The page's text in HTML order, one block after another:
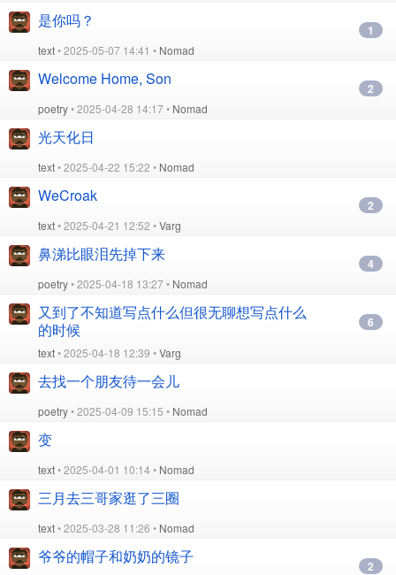
是你吗？
text• 2025-05-07 14:41 • Nomad
1
Welcome Home, Son
poetry• 2025-04-28 14:17 • Nomad
2
光天化日
text• 2025-04-22 15:22 • Nomad
WeCroak
text• 2025-04-21 12:52 •Varg
2
鼻涕比眼泪先掉下来
poetry• 2025-04-18 13:27 • Nomad
4
又到了不知道写点什么但很无聊想写点什么
的时候
text• 2025-04-18 12:39 •Varg
6
去找一个朋友待一会儿
poetry• 2025-04-09 15:15 • Nomad
变
text• 2025-04-01 10:14 • Nomad
三月去三哥家逛了三圈
text• 2025-03-28 11:26 • Nomad
爷爷的帽子和奶奶的镜子 2